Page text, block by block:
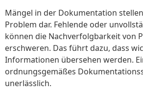
Mängel in der Dokumentation
Problem dar. Fehlende oder
können die Nachverfolgbarkeit von
erschweren. Das führt dazu, dass
Informationen übersehen werden.
ordnungsgemäßes
unerlässlich.